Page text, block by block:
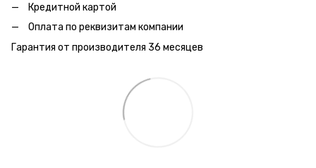
Кредитной картой
Оплата по реквизитам компании
Гарантия от производителя 36 месяцев